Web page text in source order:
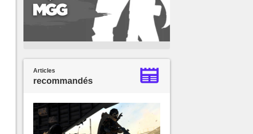
Articles
recommandés